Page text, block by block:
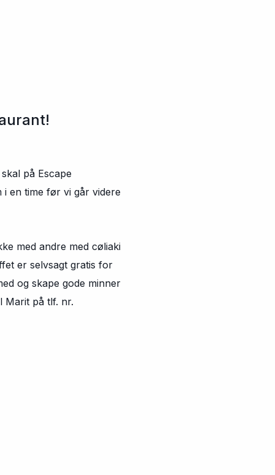
på Escape
en time før vi går videre
med andre med cøliaki
er selvsagt gratis for
og skape gode minner
Marit på tlf. nr.